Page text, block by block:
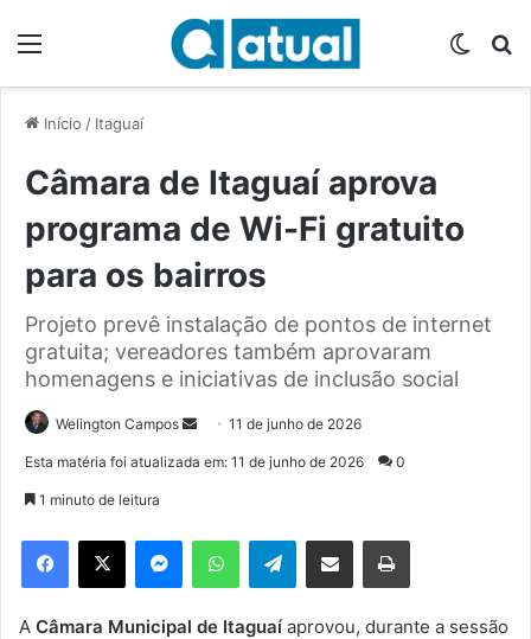
Início / Itaguaí
Câmara de Itaguaí aprova
programa de Wi-Fi gratuito
para os bairros
Projeto prevê instalação de pontos de internet
gratuita; vereadores também aprovaram
homenagens e iniciativas de inclusão social
Welington Campos
e
m
e
11 de junho de 2026
Esta matéria foi atualizada em: 11 de junho de 2026 0
1 minuto de leitura
Telegram
A Câmara Municipal de Itaguaí aprovou, durante a sessão